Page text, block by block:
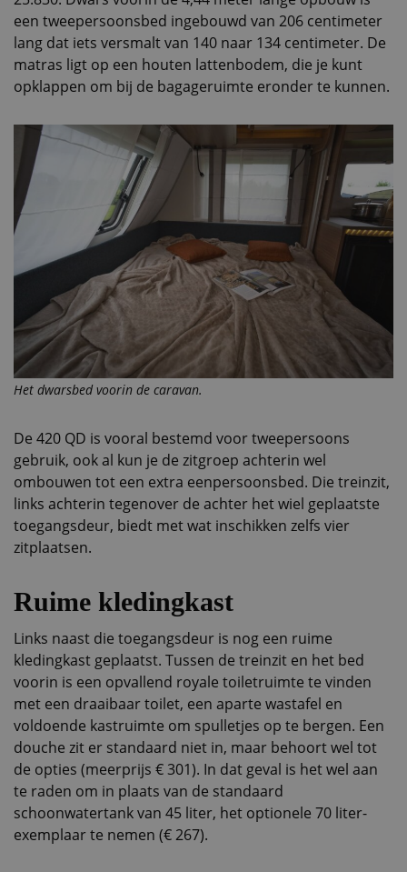
een tweepersoonsbed ingebouwd van 206 centimeter
lang dat iets versmalt van 140 naar 134 centimeter. De
matras ligt op een houten lattenbodem, die je kunt
opklappen om bij de bagageruimte eronder te kunnen.
Het dwarsbed voorin de caravan.
De 420 QD is vooral bestemd voor tweepersoons
gebruik, ook al kun je de zitgroep achterin wel
ombouwen tot een extra eenpersoonsbed. Die treinzit,
links achterin tegenover de achter het wiel geplaatste
toegangsdeur, biedt met wat inschikken zelfs vier
zitplaatsen.
Ruime kledingkast
Links naast die toegangsdeur is nog een ruime
kledingkast geplaatst. Tussen de treinzit en het bed
voorin is een opvallend royale toiletruimte te vinden
met een draaibaar toilet, een aparte wastafel en
voldoende kastruimte om spulletjes op te bergen. Een
douche zit er standaard niet in, maar behoort wel tot
de opties (meerprijs € 301). In dat geval is het wel aan
te raden om in plaats van de standaard
schoonwatertank van 45 liter, het optionele 70 liter-
exemplaar te nemen (€ 267).